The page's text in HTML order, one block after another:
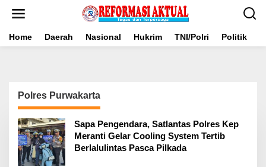
Home Daerah Nasional Hukrim TNI/Polri Politik
Polres Purwakarta
Sapa Pengendara, Satlantas Polres Kep
Meranti Gelar Cooling System Tertib
Berlalulintas Pasca Pilkada